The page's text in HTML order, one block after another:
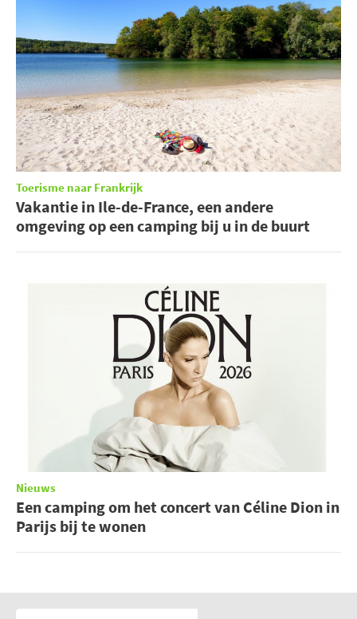
Toerisme naar Frankrijk
Vakantie in Ile-de-France, een andere
omgeving op een camping bij u in de buurt
Nieuws
Een camping om het concert van Céline Dion in
Parijs bij te wonen